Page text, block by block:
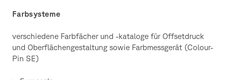
Farbsysteme
verschiedene Farbfächer und -kataloge für Offsetdruck
und Oberflächengestaltung sowie Farbmessgerät (Colour-
Pin SE)